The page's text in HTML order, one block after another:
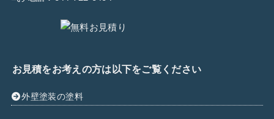
お見積をお考えの方は以下をご覧ください
外壁塗装の塗料